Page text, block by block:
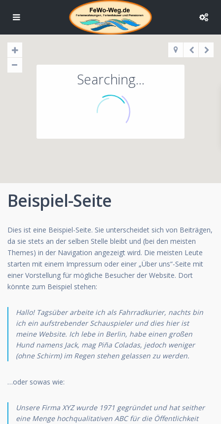
Searching...
Beispiel-Seite
Dies ist eine Beispiel-Seite. Sie unterscheidet sich von Beiträgen,
da sie stets an der selben Stelle bleibt und (bei den meisten
Themes) in der Navigation angezeigt wird. Die meisten Leute
starten mit einem Impressum oder einer „Über uns“-Seite mit
einer Vorstellung für mögliche Besucher der Website. Dort
könnte zum Beispiel stehen:
Hallo! Tagsüber arbeite ich als Fahrradkurier, nachts bin
ich ein aufstrebender Schauspieler und dies hier ist
meine Website. Ich lebe in Berlin, habe einen großen
Hund namens Jack, mag Piña Coladas, jedoch weniger
(ohne Schirm) im Regen stehen gelassen zu werden.
…oder sowas wie:
Unsere Firma XYZ wurde 1971 gegründet und hat seither
eine Menge hochqualitativen ABC für die Öffentlichkeit